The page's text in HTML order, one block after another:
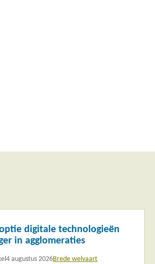
digitale technologieën
in agglomeraties
4 augustus 2026Brede welvaart